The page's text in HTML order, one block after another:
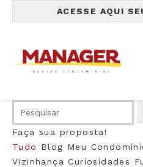
ACESSE AQUI
Faça sua proposta!
Tudo
Blog Meu
Vizinhança Curiosidades